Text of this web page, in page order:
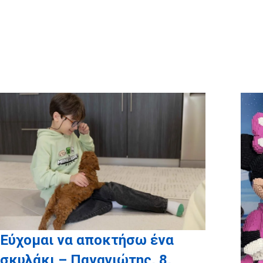
Boris, Γιάννης
Εύχομαι να αποκτήσω ένα